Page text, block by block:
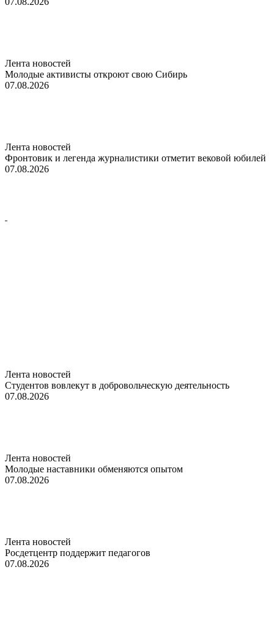
Лента новостей
Молодые активисты откроют свою Сибирь
07.08.2026
Лента новостей
Фронтовик и легенда журналистики отметит вековой юбилей
07.08.2026
Лента новостей
Студентов вовлекут в добровольческую деятельность
07.08.2026
Лента новостей
Молодые наставники обменяются опытом
07.08.2026
Лента новостей
Росдетцентр поддержит педагогов
07.08.2026